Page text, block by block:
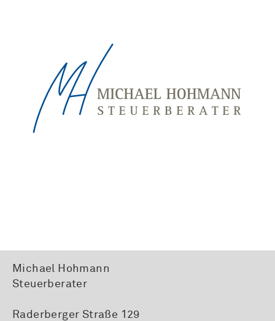
Michael Hohmann
Steuerberater
Raderberger Straße 129